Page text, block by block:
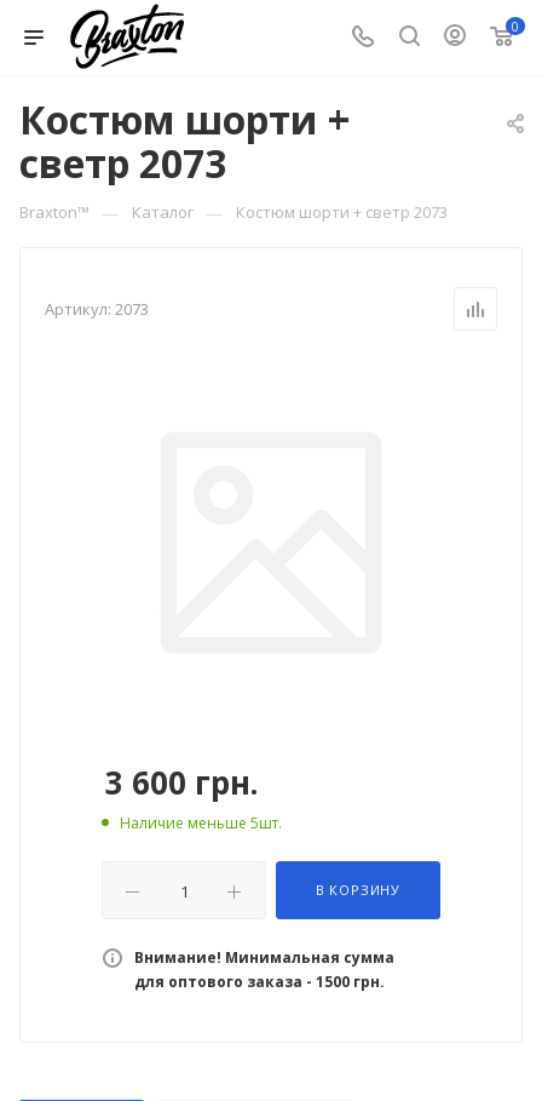
0
Костюм шорти +
светр 2073
Braxton™ — Каталог — Костюм шорти + светр 2073
Артикул: 2073
3 600 грн.
Наличие меньше 5шт.
В КОРЗИНУ
Внимание! Минимальная сумма
для оптового заказа - 1500 грн.